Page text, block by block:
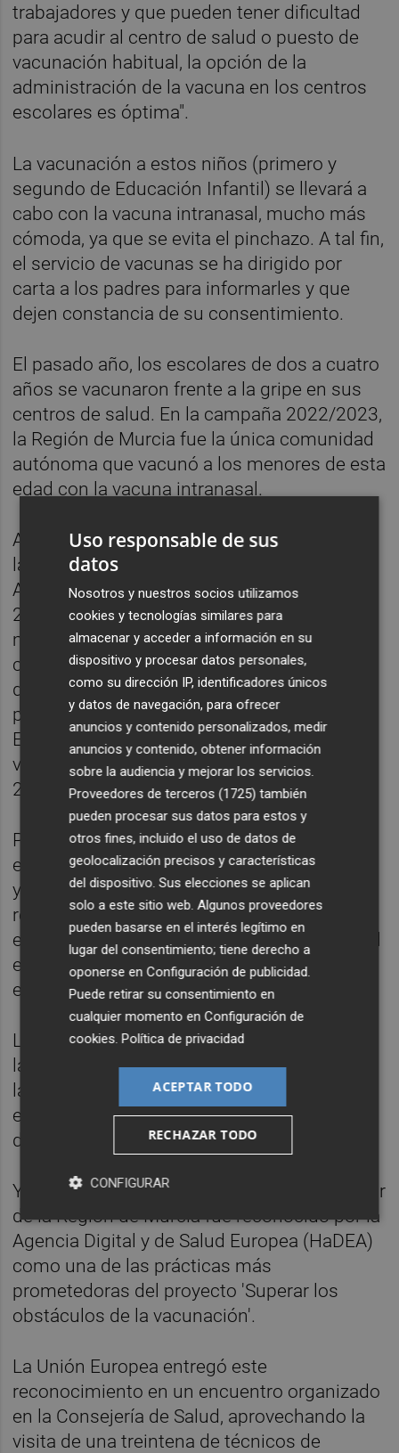
trabajadores y que pueden tener dificultad
para acudir al centro de salud o puesto de
vacunación habitual, la opción de la
administración de la vacuna en los centros
escolares es óptima".
La vacunación a estos niños (primero y
segundo de Educación Infantil) se llevará a
cabo con la vacuna intranasal, mucho más
cómoda, ya que se evita el pinchazo. A tal fin,
el servicio de vacunas se ha dirigido por
carta a los padres para informarles y que
dejen constancia de su consentimiento.
El pasado año, los escolares de dos a cuatro
años se vacunaron frente a la gripe en sus
centros de salud. En la campaña 2022/2023,
la Región de Murcia fue la única comunidad
autónoma que vacunó a los menores de esta
edad con la vacuna intranasal.
Asimismo, la Región de Murcia fue una de
las tres comunidades, junto con Galicia y
Andalucía, que incluyó en la campaña
2022/2023 la vacunación antigripal en
menores sanos de seis a 59 meses de edad,
como recomienda la Organización Mundial
de la Salud y se viene realizando en diversos
países de nuestro entorno desde hace años.
El resto de comunidades introducirán la
vacunación antigripal en esta campaña
2023/2024.
Por las características de esta vacuna, que
es muy segura, sin apenas efectos adversos
y de muy fácil administración, se valoró
realizar la vacunación antigripal en el ámbito
escolar, que constituye una práctica habitual
en múltiples países con esta vacuna, como
en el Reino Unido.
La Consejería de Salud, en colaboración con
la Consejería de Educación, lleva realizando
la campaña de vacunación en los centros
educativos de la Región desde hace
décadas.
Y es que, el Programa de Vacunación Escolar
de la Región de Murcia fue reconocido por la
Agencia Digital y de Salud Europea (HaDEA)
como una de las prácticas más
prometedoras del proyecto 'Superar los
obstáculos de la vacunación'.
La Unión Europea entregó este
reconocimiento en un encuentro organizado
en la Consejería de Salud, aprovechando la
visita de una treintena de técnicos de
Uso responsable de sus
datos
Nosotros y nuestros socios utilizamos
cookies y tecnologías similares para
almacenar y acceder a información en su
dispositivo y procesar datos personales,
como su dirección IP, identificadores únicos
y datos de navegación, para ofrecer
anuncios y contenido personalizados, medir
anuncios y contenido, obtener información
sobre la audiencia y mejorar los servicios.
Proveedores de terceros (1725) también
pueden procesar sus datos para estos y
otros fines, incluido el uso de datos de
geolocalización precisos y características
del dispositivo. Sus elecciones se aplican
solo a este sitio web. Algunos proveedores
pueden basarse en el interés legítimo en
lugar del consentimiento; tiene derecho a
oponerse enConfiguración de publicidad
Puede retirar su consentimiento en
cualquier momento enConfiguración de
cookies .Política de privacidad
ACEPTAR TODO
RECHAZAR TODO
CONFIGURAR